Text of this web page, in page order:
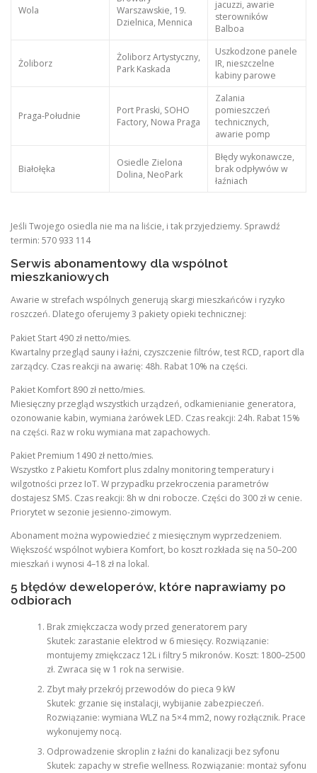
Wola
Warszawskie, 19.
Dzielnica, Mennica
jacuzzi, awarie
sterowników
Balboa
Żoliborz
Żoliborz Artystyczny,
Park Kaskada
Uszkodzone panele
IR, nieszczelne
kabiny parowe
Praga-Południe
Port Praski, SOHO
Factory, Nowa Praga
Zalania
pomieszczeń
technicznych,
awarie pomp
Białołęka
Osiedle Zielona
Dolina, NeoPark
Błędy wykonawcze,
brak odpływów w
łaźniach
Jeśli Twojego osiedla nie ma na liście, i tak przyjedziemy. Sprawdź
termin: 570 933 114
Serwis abonamentowy dla wspólnot
mieszkaniowych
Awarie w strefach wspólnych generują skargi mieszkańców i ryzyko
roszczeń. Dlatego oferujemy 3 pakiety opieki technicznej:
Pakiet Start 490 zł netto/mies.
Kwartalny przegląd sauny i łaźni, czyszczenie filtrów, test RCD, raport dla
zarządcy. Czas reakcji na awarię: 48h. Rabat 10% na części.
Pakiet Komfort 890 zł netto/mies.
Miesięczny przegląd wszystkich urządzeń, odkamienianie generatora,
ozonowanie kabin, wymiana żarówek LED. Czas reakcji: 24h. Rabat 15%
na części. Raz w roku wymiana mat zapachowych.
Pakiet Premium 1490 zł netto/mies.
Wszystko z Pakietu Komfort plus zdalny monitoring temperatury i
wilgotności przez IoT. W przypadku przekroczenia parametrów
dostajesz SMS. Czas reakcji: 8h w dni robocze. Części do 300 zł w cenie.
Priorytet w sezonie jesienno-zimowym.
Abonament można wypowiedzieć z miesięcznym wyprzedzeniem.
Większość wspólnot wybiera Komfort, bo koszt rozkłada się na 50–200
mieszkań i wynosi 4–18 zł na lokal.
5 błędów deweloperów, które naprawiamy po
odbiorach
Brak zmiękczacza wody przed generatorem pary
Skutek: zarastanie elektrod w 6 miesięcy. Rozwiązanie:
montujemy zmiękczacz 12L i filtry 5 mikronów. Koszt: 1800–2500
zł. Zwraca się w 1 rok na serwisie.
Zbyt mały przekrój przewodów do pieca 9 kW
Skutek: grzanie się instalacji, wybijanie zabezpieczeń.
Rozwiązanie: wymiana WLZ na 5×4 mm2, nowy rozłącznik. Prace
wykonujemy nocą.
Odprowadzenie skroplin z łaźni do kanalizacji bez syfonu
Skutek: zapachy w strefie wellness. Rozwiązanie: montaż syfonu